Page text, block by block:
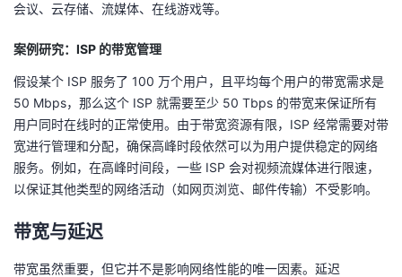
会议、云存储、流媒体、在线游戏等。
案例研究：ISP 的带宽管理
假设某个 ISP 服务了 100 万个用户，且平均每个用户的带宽需求是
50 Mbps，那么这个 ISP 就需要至少 50 Tbps 的带宽来保证所有
用户同时在线时的正常使用。由于带宽资源有限，ISP 经常需要对带
宽进行管理和分配，确保高峰时段依然可以为用户提供稳定的网络
服务。例如，在高峰时间段，一些 ISP 会对视频流媒体进行限速，
以保证其他类型的网络活动（如网页浏览、邮件传输）不受影响。
带宽与延迟
带宽虽然重要，但它并不是影响网络性能的唯一因素。延迟